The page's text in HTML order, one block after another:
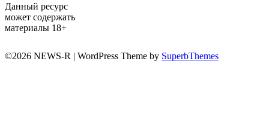
Данный ресурс
может содержать
материалы 18+
©2026 NEWS-R | WordPress Theme by SuperbThemes